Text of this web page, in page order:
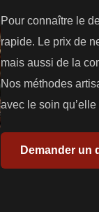
Pour connaître le
rapide. Le prix de
mais aussi de la
Nos méthodes
avec le soin qu’elle
Demander un